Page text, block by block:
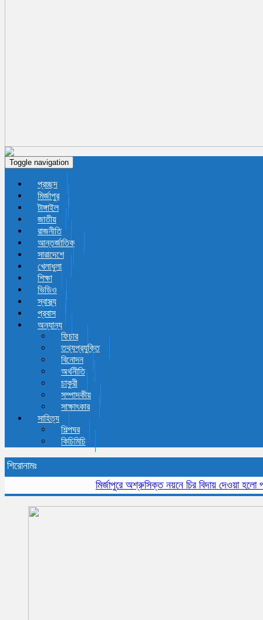
Toggle navigation
প্রচ্ছদ
মির্জাপুর
টাঙ্গাইল
জাতীয়
রাজনীতি
আন্তর্জাতিক
সারাদেশে
খেলাধুলা
শিক্ষা
ভিডিও
স্বাস্থ্য
প্রবাস
অন্যান্য
ফিচার
তথ্যপ্রযুক্তি
বিনোদন
অর্থনীতি
চাকুরী
সম্পাদকীয়
সাক্ষাৎকার
সাহিত্য
শিল্পঘর
কিচিমিচি
শিরোনামঃ
মির্জাপুরে অশ্রুসিক্ত নয়নে চির বিদায় দেওয়া হলো প্রবীন